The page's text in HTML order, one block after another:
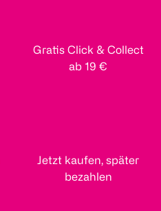
Gratis Click & Collect
ab 19 €
Jetzt kaufen, später
bezahlen